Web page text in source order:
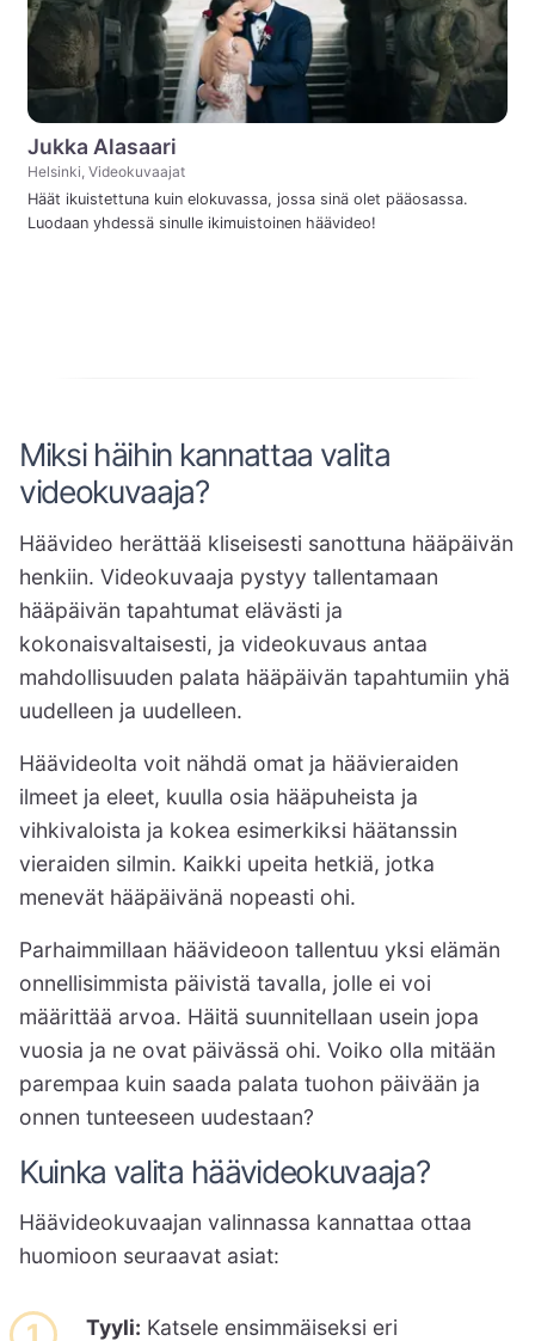
Jukka Alasaari
Helsinki, Videokuvaajat
Häät ikuistettuna kuin elokuvassa, jossa sinä olet pääosassa.
Luodaan yhdessä sinulle ikimuistoinen häävideo!
Miksi häihin kannattaa valita
videokuvaaja?
Häävideo herättää kliseisesti sanottuna hääpäivän
henkiin. Videokuvaaja pystyy tallentamaan
hääpäivän tapahtumat elävästi ja
kokonaisvaltaisesti, ja videokuvaus antaa
mahdollisuuden palata hääpäivän tapahtumiin yhä
uudelleen ja uudelleen.
Häävideolta voit nähdä omat ja häävieraiden
ilmeet ja eleet, kuulla osia hääpuheista ja
vihkivaloista ja kokea esimerkiksi häätanssin
vieraiden silmin. Kaikki upeita hetkiä, jotka
menevät hääpäivänä nopeasti ohi.
Parhaimmillaan häävideoon tallentuu yksi elämän
onnellisimmista päivistä tavalla, jolle ei voi
määrittää arvoa. Häitä suunnitellaan usein jopa
vuosia ja ne ovat päivässä ohi. Voiko olla mitään
parempaa kuin saada palata tuohon päivään ja
onnen tunteeseen uudestaan?
Kuinka valita häävideokuvaaja?
Häävideokuvaajan valinnassa kannattaa ottaa
huomioon seuraavat asiat:
Tyyli: Katsele ensimmäiseksi eri